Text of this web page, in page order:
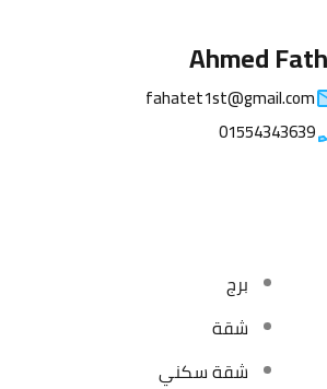
Ahmed
fahatet1st@gmail.com
01554343639
برج
شقة
شقة سكني